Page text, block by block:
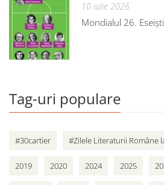
10 iulie 2026
Mondialul 26.
Tag-uri populare
#30cartier #Zilele Literaturii Române
2019 2020 2024 2025